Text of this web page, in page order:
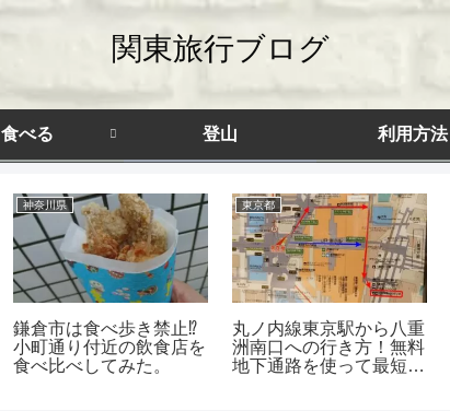
関東旅行ブログ
食べる 登山 利用方法
神奈川県
鎌倉市は食べ歩き禁止⁉
小町通り付近の飲食店を
食べ比べしてみた。
東京都
丸ノ内線東京駅から八重
洲南口への行き方！無料
地下通路を使って最短移